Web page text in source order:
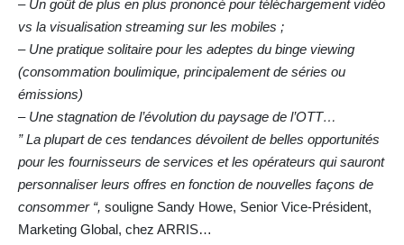
– Un goût de plus en plus prononcé pour téléchargement vidéo
vs la visualisation streaming sur les mobiles ;
– Une pratique solitaire pour les adeptes du binge viewing
(consommation boulimique, principalement de séries ou
émissions)
– Une stagnation de l’évolution du paysage de l’OTT…
” La plupart de ces tendances dévoilent de belles opportunités
pour les fournisseurs de services et les opérateurs qui sauront
personnaliser leurs offres en fonction de nouvelles façons de
consommer “, souligne Sandy Howe, Senior Vice-Président,
Marketing Global, chez ARRIS…